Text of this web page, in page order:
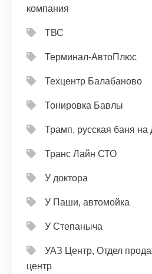
компания
ТВС
Терминал-АвтоПлюс
Техцентр Балабаново
Тонировка Бавлы
Трамп, русская баня на
Транс Лайн СТО
У доктора
У Паши, автомойка
У Степаныча
УАЗ Центр, Отдел
центр